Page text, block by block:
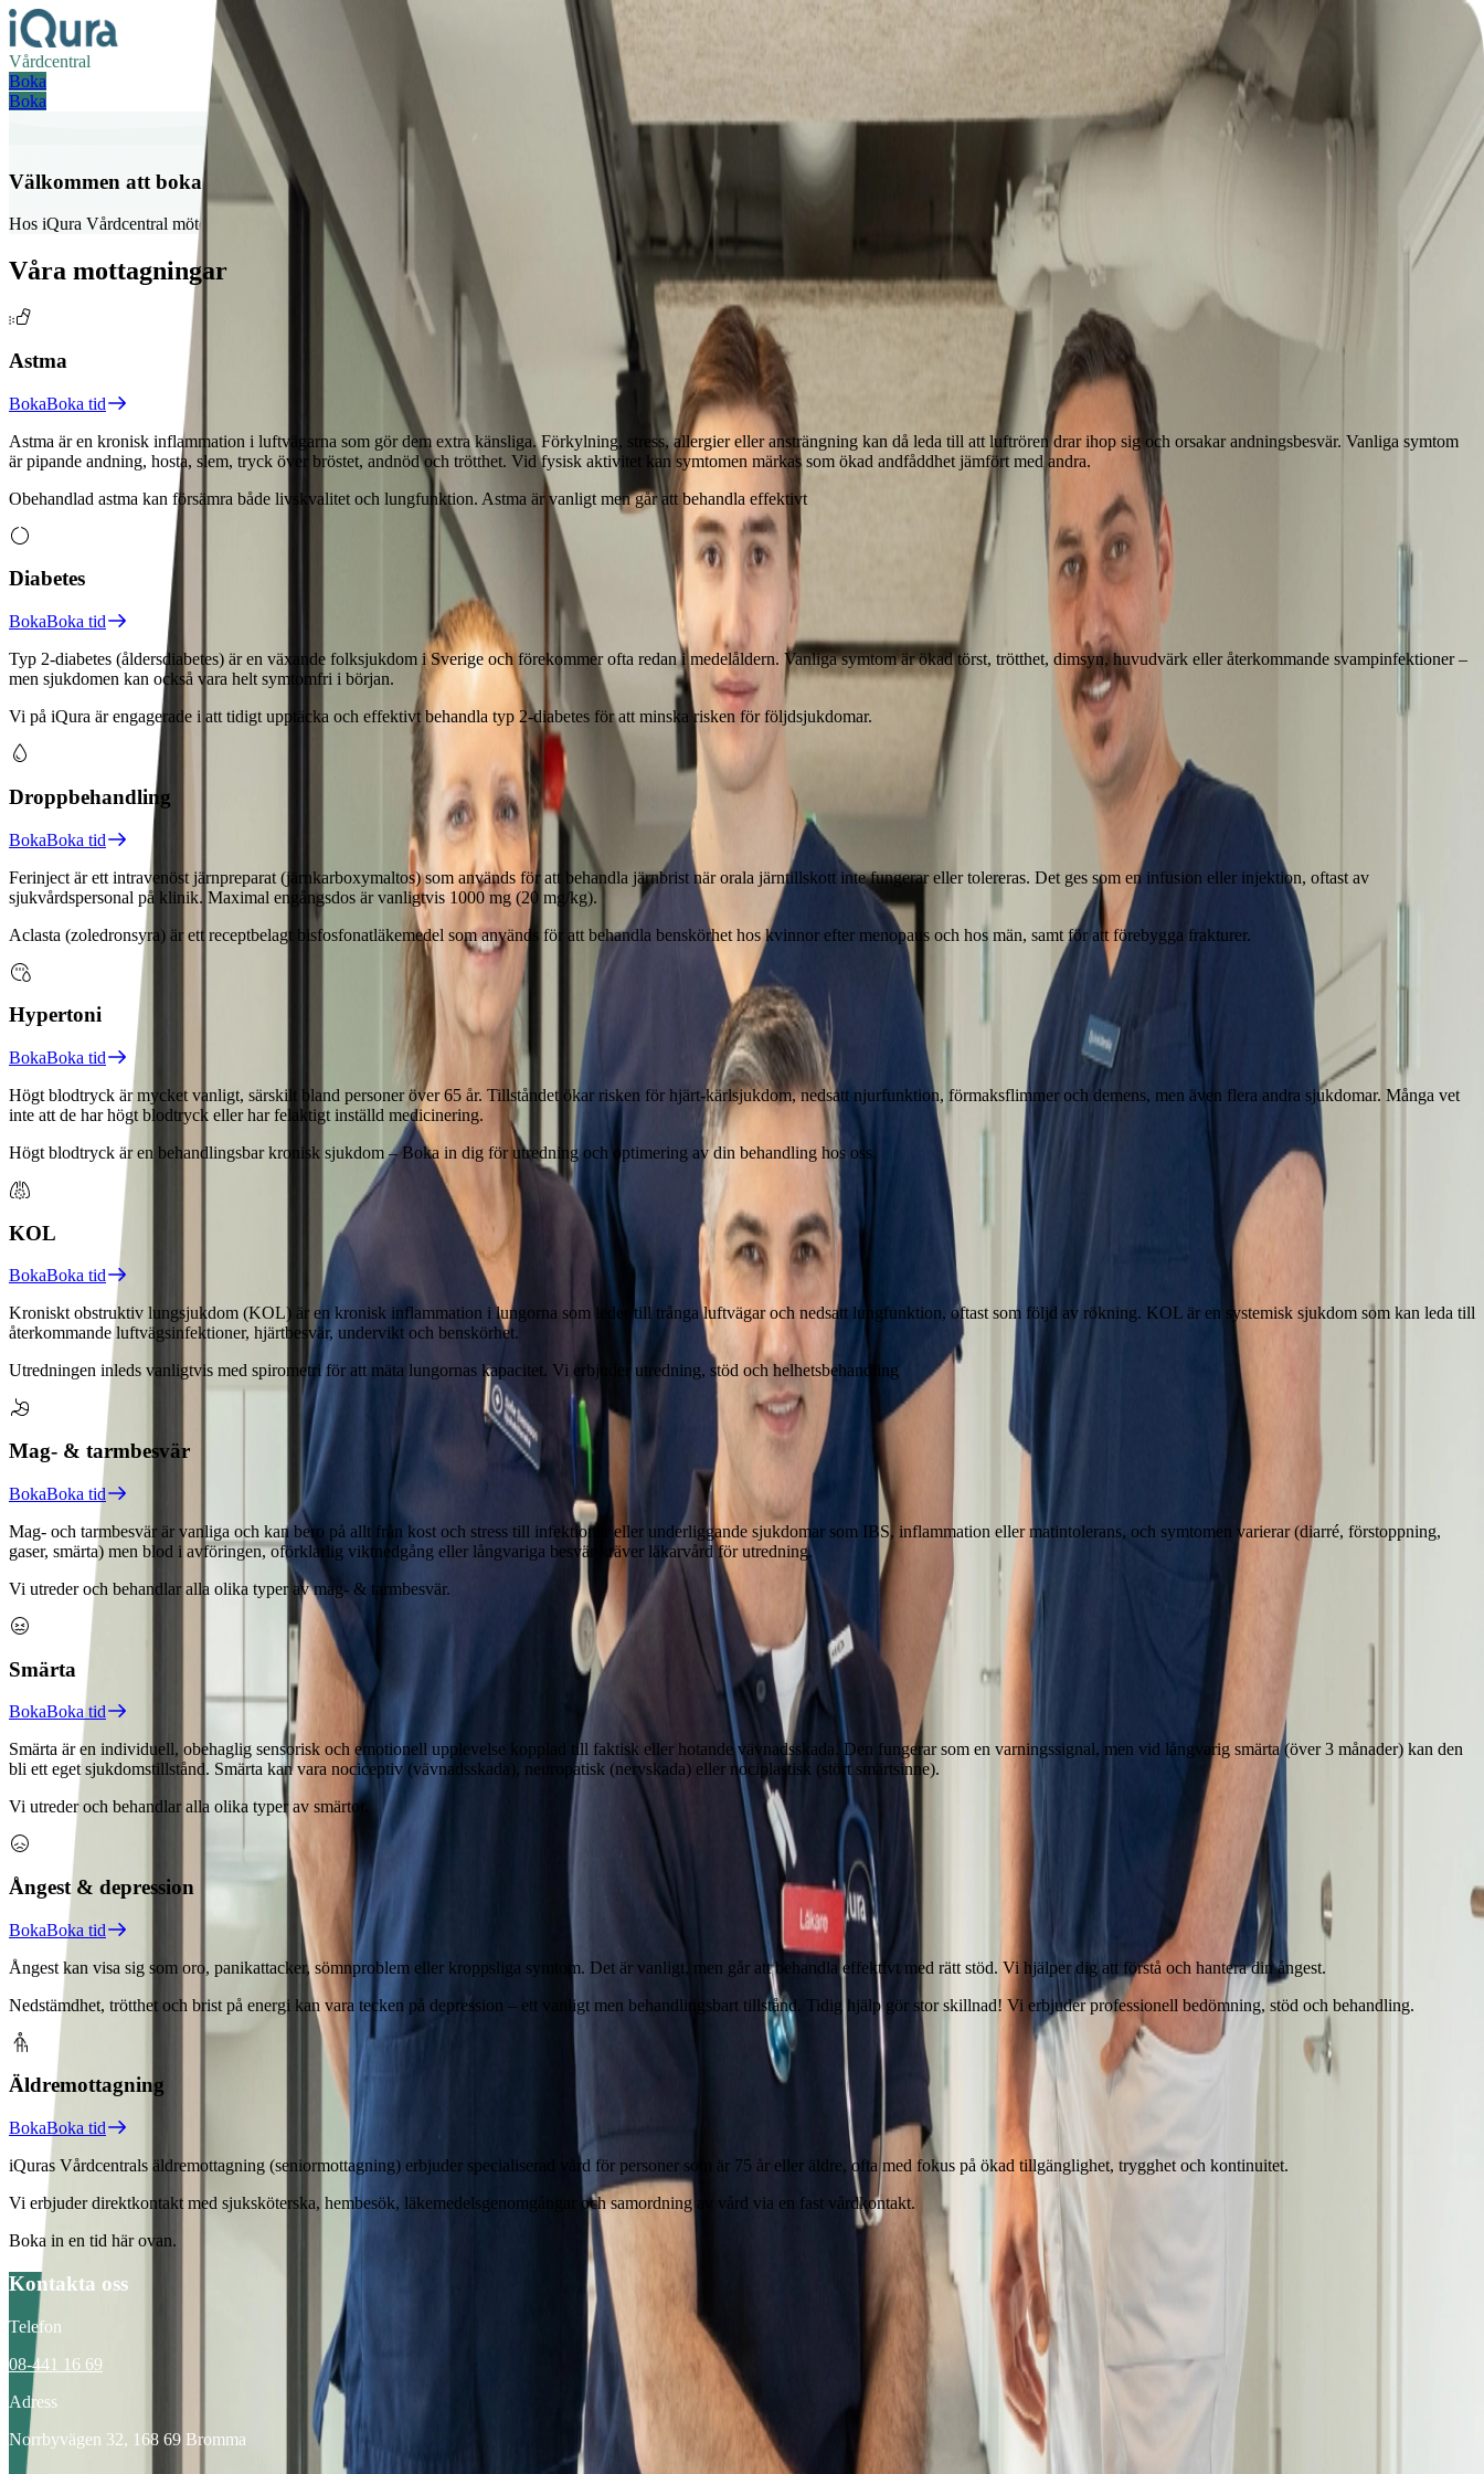
Vårdcentral
Boka
Boka
Välkommen att boka tid på våra specialistmottagningar
Hos iQura Vårdcentral möter du en modern mottagning med digitala verktyg för smidig tillgänglighet och kort väntetid. Vi erbjuder trygg, personlig vård av erfarna specialister som lyssnar på dina behov.
Våra mottagningar
Astma
BokaBoka tid
Astma är en kronisk inflammation i luftvägarna som gör dem extra känsliga. Förkylning, stress, allergier eller ansträngning kan då leda till att luftrören drar ihop sig och orsakar andningsbesvär. Vanliga symtom
är pipande andning, hosta, slem, tryck över bröstet, andnöd och trötthet. Vid fysisk aktivitet kan symtomen märkas som ökad andfåddhet jämfört med andra.
Obehandlad astma kan försämra både livskvalitet och lungfunktion. Astma är vanligt men går att behandla effektivt
Diabetes
BokaBoka tid
Typ 2‑diabetes (åldersdiabetes) är en växande folksjukdom i Sverige och förekommer ofta redan i medelåldern. Vanliga symtom är ökad törst, trötthet, dimsyn, huvudvärk eller återkommande svampinfektioner –
men sjukdomen kan också vara helt symtomfri i början.
Vi på iQura är engagerade i att tidigt upptäcka och effektivt behandla typ 2‑diabetes för att minska risken för följdsjukdomar.
Droppbehandling
BokaBoka tid
Ferinject är ett intravenöst järnpreparat (järnkarboxymaltos) som används för att behandla järnbrist när orala järntillskott inte fungerar eller tolereras. Det ges som en infusion eller injektion, oftast av
sjukvårdspersonal på klinik. Maximal engångsdos är vanligtvis 1000 mg (20 mg/kg).
Aclasta (zoledronsyra) är ett receptbelagt bisfosfonatläkemedel som används för att behandla benskörhet hos kvinnor efter menopaus och hos män, samt för att förebygga frakturer.
Hypertoni
BokaBoka tid
Högt blodtryck är mycket vanligt, särskilt bland personer över 65 år. Tillståndet ökar risken för hjärt-kärlsjukdom, nedsatt njurfunktion, förmaksflimmer och demens, men även flera andra sjukdomar. Många vet
inte att de har högt blodtryck eller har felaktigt inställd medicinering.
Högt blodtryck är en behandlingsbar kronisk sjukdom – Boka in dig för utredning och optimering av din behandling hos oss.
KOL
BokaBoka tid
Kroniskt obstruktiv lungsjukdom (KOL) är en kronisk inflammation i lungorna som leder till trånga luftvägar och nedsatt lungfunktion, oftast som följd av rökning. KOL är en systemisk sjukdom som kan leda till
återkommande luftvägsinfektioner, hjärtbesvär, undervikt och benskörhet.
Utredningen inleds vanligtvis med spirometri för att mäta lungornas kapacitet. Vi erbjuder utredning, stöd och helhetsbehandling
Mag- & tarmbesvär
BokaBoka tid
Mag- och tarmbesvär är vanliga och kan bero på allt från kost och stress till infektioner eller underliggande sjukdomar som IBS, inflammation eller matintolerans, och symtomen varierar (diarré, förstoppning,
gaser, smärta) men blod i avföringen, oförklarlig viktnedgång eller långvariga besvär kräver läkarvård för utredning.
Vi utreder och behandlar alla olika typer av mag- & tarmbesvär.
Smärta
BokaBoka tid
Smärta är en individuell, obehaglig sensorisk och emotionell upplevelse kopplad till faktisk eller hotande vävnadsskada. Den fungerar som en varningssignal, men vid långvarig smärta (över 3 månader) kan den
bli ett eget sjukdomstillstånd. Smärta kan vara nociceptiv (vävnadsskada), neuropatisk (nervskada) eller nociplastisk (stört smärtsinne).
Vi utreder och behandlar alla olika typer av smärtor.
Ångest & depression
BokaBoka tid
Ångest kan visa sig som oro, panikattacker, sömnproblem eller kroppsliga symtom. Det är vanligt, men går att behandla effektivt med rätt stöd. Vi hjälper dig att förstå och hantera din ångest.
Nedstämdhet, trötthet och brist på energi kan vara tecken på depression – ett vanligt men behandlingsbart tillstånd. Tidig hjälp gör stor skillnad! Vi erbjuder professionell bedömning, stöd och behandling.
Äldremottagning
BokaBoka tid
iQuras Vårdcentrals äldremottagning (seniormottagning) erbjuder specialiserad vård för personer som är 75 år eller äldre, ofta med fokus på ökad tillgänglighet, trygghet och kontinuitet.
Vi erbjuder direktkontakt med sjuksköterska, hembesök, läkemedelsgenomgångar och samordning av vård via en fast vårdkontakt.
Boka in en tid här ovan.
Kontakta oss
Telefon
08-441 16 69
Adress
Norrbyvägen 32, 168 69 Bromma